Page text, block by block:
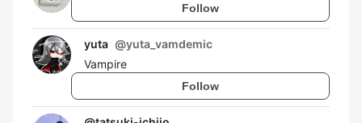
Follow
yuta @yuta_vamdemic
Vampire
Follow